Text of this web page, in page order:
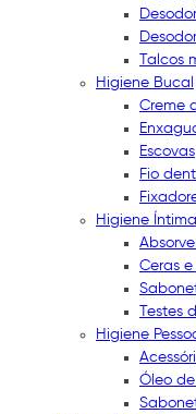
Talcos
Higiene Bucal
Creme
Escovas
Fio
Higiene
Ceras
Testes
Higiene
Óleo